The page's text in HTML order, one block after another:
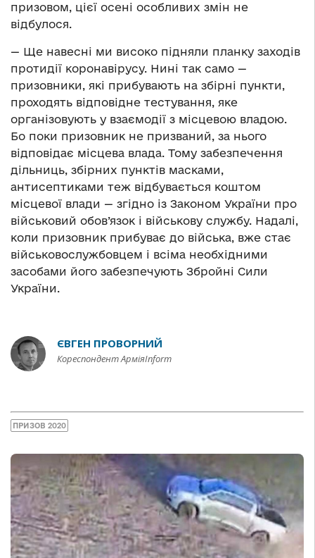
призовом, цієї осені особливих змін не
відбулося.
— Ще навесні ми високо підняли планку заходів
протидії коронавірусу. Нині так само —
призовники, які прибувають на збірні пункти,
проходять відповідне тестування, яке
організовують у взаємодії з місцевою владою.
Бо поки призовник не призваний, за нього
відповідає місцева влада. Тому забезпечення
дільниць, збірних пунктів масками,
антисептиками теж відбувається коштом
місцевої влади — згідно із Законом України про
військовий обов’язок і військову службу. Надалі,
коли призовник прибуває до війська, вже стає
військовослужбовцем і всіма необхідними
засобами його забезпечують Збройні Сили
України.
ЄВГЕН ПРОВОРНИЙ
Кореспондент АрміяInform
ПРИЗОВ 2020